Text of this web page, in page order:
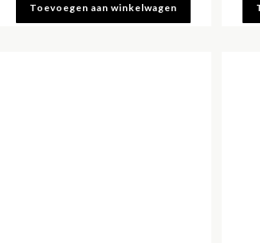
Toevoegen aan winkelwagen